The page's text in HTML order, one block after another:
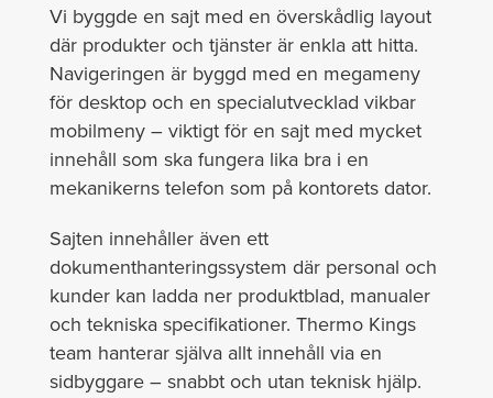
Vi byggde en sajt med en överskådlig layout
där produkter och tjänster är enkla att hitta.
Navigeringen är byggd med en megameny
för desktop och en specialutvecklad vikbar
mobilmeny – viktigt för en sajt med mycket
innehåll som ska fungera lika bra i en
mekanikerns telefon som på kontorets dator.
Sajten innehåller även ett
dokumenthanteringssystem där personal och
kunder kan ladda ner produktblad, manualer
och tekniska specifikationer. Thermo Kings
team hanterar själva allt innehåll via en
sidbyggare – snabbt och utan teknisk hjälp.